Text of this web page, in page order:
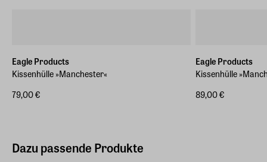
Eagle Products
Kissenhülle »Manchester«
79,00 €
Eagle Products
Kissenhülle
89,00 €
Dazu passende Produkte